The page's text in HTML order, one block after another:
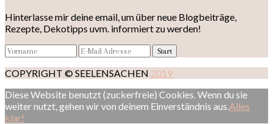
Hinterlasse mir deine email, um über neue Blogbeiträge,
Rezepte, Dekotipps uvm. informiert zu werden!
COPYRIGHT © SEELENSACHEN 2019
Diese Website benutzt (zuckerfreie) Cookies. Wenn du sie
weiter nutzt, gehen wir von deinem Einverständnis aus. Alles
klar!